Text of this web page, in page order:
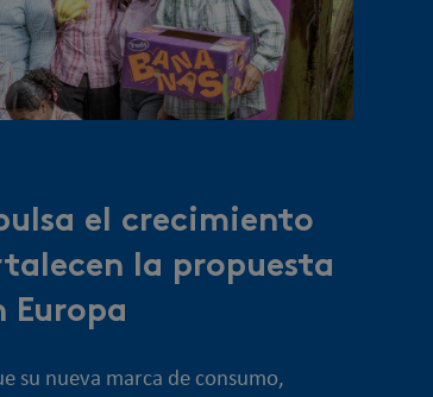
el crecimiento
la propuesta
Europa
su nueva marca de consumo,